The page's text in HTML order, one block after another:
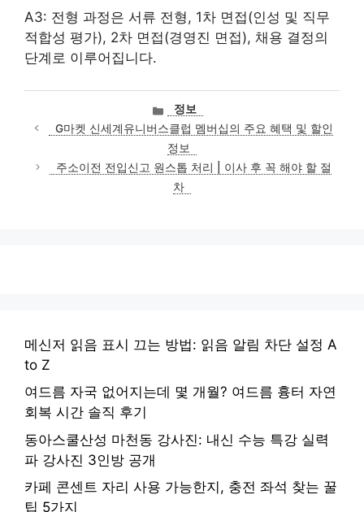
A3: 전형 과정은 서류 전형, 1차 면접(인성 및 직무
적합성 평가), 2차 면접(경영진 면접), 채용 결정의
단계로 이루어집니다.
카
테
고
리
정보
G마켓 신세계유니버스클럽 멤버십의 주요 혜택 및 할인
정보
주소이전 전입신고 원스톱 처리 | 이사 후 꼭 해야 할 절
차
메신저 읽음 표시 끄는 방법: 읽음 알림 차단 설정 A
to Z
여드름 자국 없어지는데 몇 개월? 여드름 흉터 자연
회복 시간 솔직 후기
동아스쿨산성 마천동 강사진: 내신 수능 특강 실력
파 강사진 3인방 공개
카페 콘센트 자리 사용 가능한지, 충전 좌석 찾는 꿀
팁 5가지